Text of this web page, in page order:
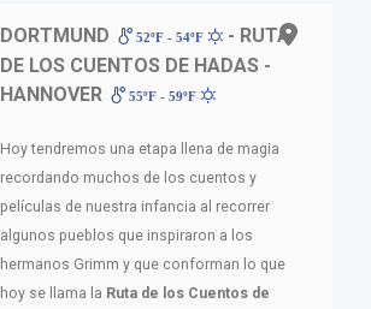
DORTMUND 52ºF - 54ºF
- RUTA
DE LOS CUENTOS DE HADAS -
HANNOVER
55ºF - 59ºF
Hoy tendremos una etapa llena de magia
recordando muchos de los cuentos y
películas de nuestra infancia al recorrer
algunos pueblos que inspiraron a los
hermanos Grimm y que conforman lo que
hoy se llama la Ruta de los Cuentos de